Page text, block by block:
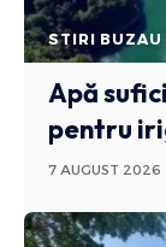
STIRI BUZAU
Apă
pentru
7 AUGUST 2026